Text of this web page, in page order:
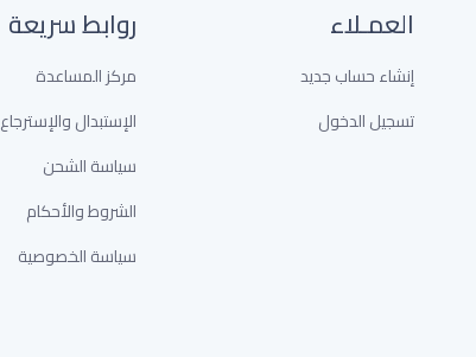
العمـلاء
إنشاء حساب جديد
تسجيل الدخول
روابط سريعة
مركز المساعدة
الإستبدال والإسترجاع
سياسة الشحن
الشروط والأحكام
سياسة الخصوصية